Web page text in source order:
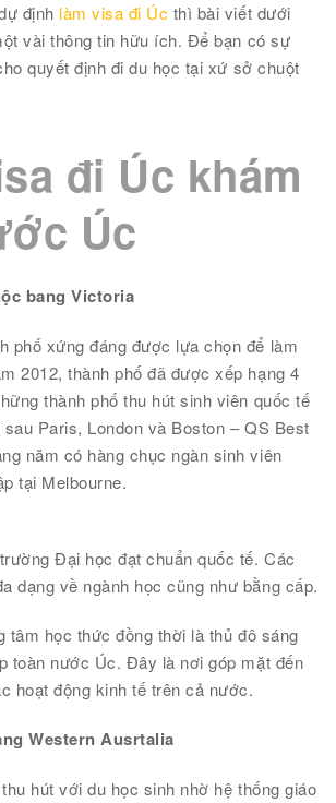
định làm visa đi Úc thì bài viết dưới
vài thông tin hữu ích. Để bạn có sự
quyết định đi du học tại xứ sở chuột
đi Úc khám
Úc
bang Victoria
phố xứng đáng được lựa chọn để làm
2012, thành phố đã được xếp hạng 4
thành phố thu hút sinh viên quốc tế
Paris, London và Boston – QS Best
năm có hàng chục ngàn sinh viên
tại Melbourne.
Đại học đạt chuẩn quốc tế. Các
dạng về ngành học cũng như bằng cấp.
tâm học thức đồng thời là thủ đô sáng
toàn nước Úc. Đây là nơi góp mặt đến
hoạt động kinh tế trên cả nước.
Western Ausrtalia
hút với du học sinh nhờ hệ thống giáo